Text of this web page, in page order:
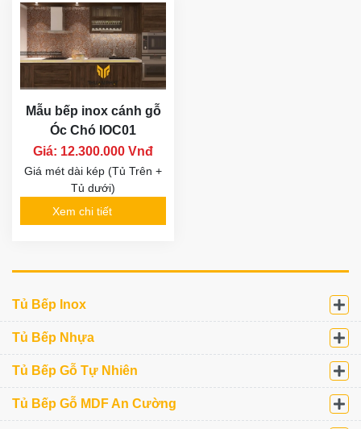
Mẫu bếp inox cánh gỗ
Óc Chó IOC01
Giá: 12.300.000 Vnđ
Giá mét dài kép (Tủ Trên +
Tủ dưới)
Xem chi tiết
Tủ Bếp Inox
Tủ Bếp Nhựa
Tủ Bếp Gỗ Tự Nhiên
Tủ Bếp Gỗ MDF An Cường